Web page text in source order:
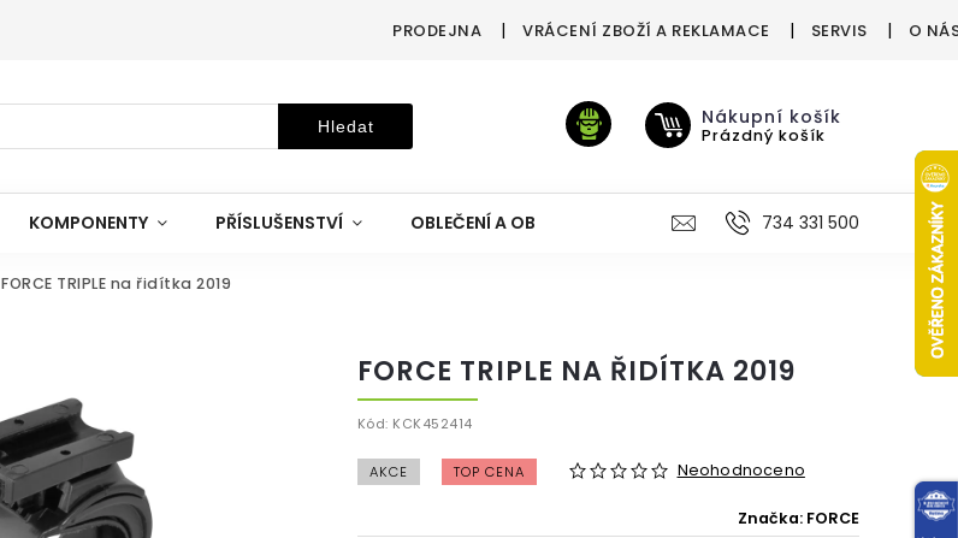
PRODEJNA VRÁCENÍ ZBOŽÍ A REKLAMACE SERVIS O
Hledat Nákupní košík
Prázdný košík
KOMPONENTY PŘÍSLUŠENSTVÍ OBLEČENÍ A OBUV VÝŽIVA VÝPRODEJ %
734 331 500
FORCE TRIPLE na řidítka 2019
FORCE TRIPLE NA ŘIDÍTKA 2019
Kód: KCK452414
AKCE TOP CENA Neohodnoceno
Značka: FORCE